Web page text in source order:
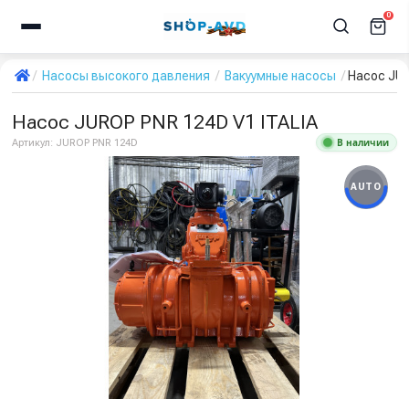
0
Насосы высокого давления Вакуумные насосы Насос
Насос JUROP PNR 124D V1 ITALIA
Артикул: JUROP PNR 124D В наличии
AUTO